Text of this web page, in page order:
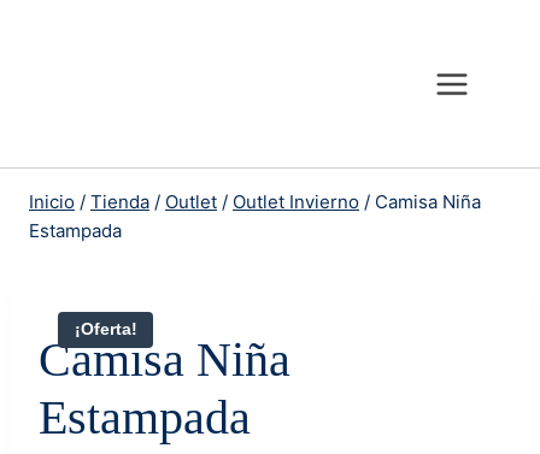
Inicio / Tienda / Outlet / Outlet Invierno / Camisa Niña
Estampada
¡Oferta!
Camisa Niña
Estampada